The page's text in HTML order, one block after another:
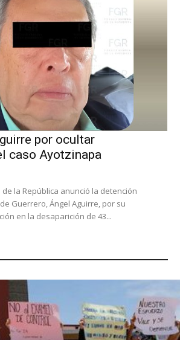
por ocultar
caso Ayotzinapa
de la República anunció la detención
Guerrero, Ángel Aguirre, por su
en la desaparición de 43...